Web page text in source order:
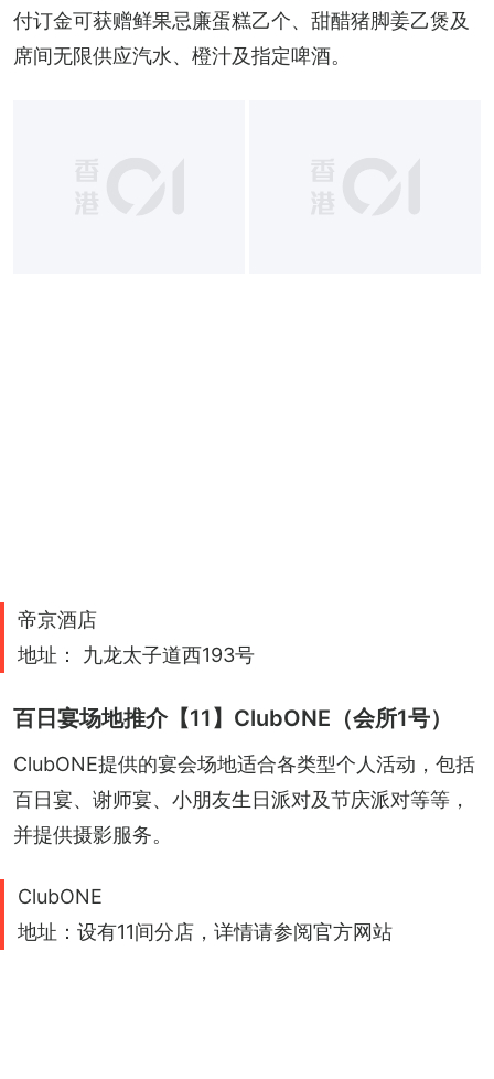
付订金可获赠鲜果忌廉蛋糕乙个、甜醋猪脚姜乙煲及
席间无限供应汽水、橙汁及指定啤酒。
帝京酒店
地址： 九龙太子道西193号
百日宴场地推介【11】ClubONE（会所1号）
ClubONE提供的宴会场地适合各类型个人活动，包括
百日宴、谢师宴、小朋友生日派对及节庆派对等等，
并提供摄影服务。
ClubONE
地址：设有11间分店，详情请参阅官方网站